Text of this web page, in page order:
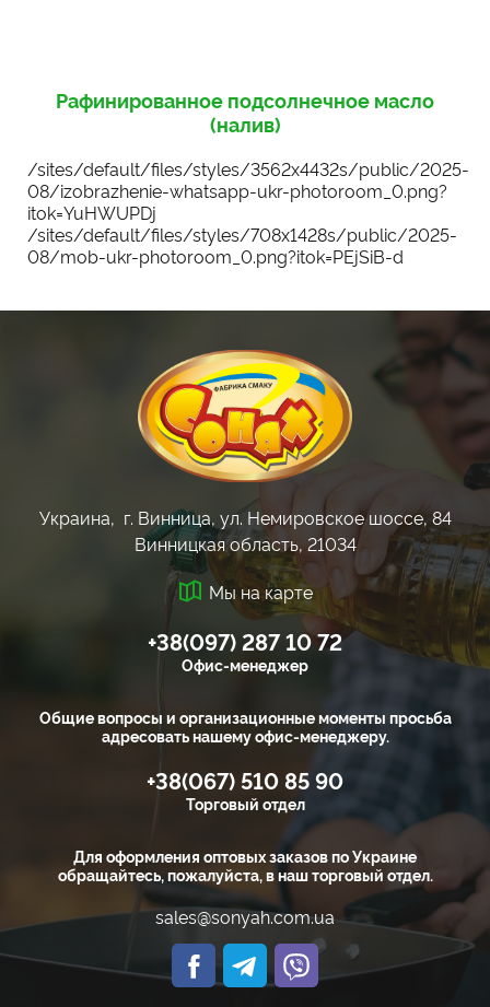
Рафинированное подсолнечное масло
(налив)
/sites/default/files/styles/3562x4432s/public/2025-
08/izobrazhenie-whatsapp-ukr-photoroom_0.png?
itok=YuHWUPDj
/sites/default/files/styles/708x1428s/public/2025-
08/mob-ukr-photoroom_0.png?itok=PEjSiB-d
Украина, г. Винница, ул. Немировское шоссе, 84
Винницкая область, 21034
Мы на карте
Офис-менеджер
Общие вопросы и организационные моменты просьба
адресовать нашему офис-менеджеру.
+38(097) 287 10 72
Торговый отдел
Для оформления оптовых заказов по Украине
обращайтесь, пожалуйста, в наш торговый отдел.
+38(067) 510 85 90
sales@sonyah.com.ua